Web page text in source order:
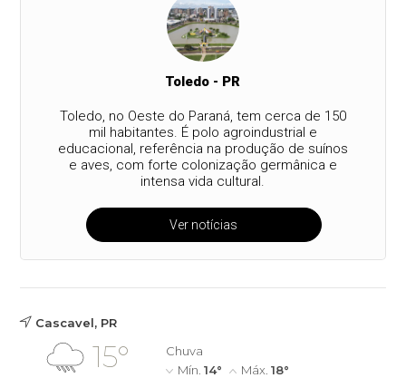
Toledo - PR
Toledo, no Oeste do Paraná, tem cerca de 150
mil habitantes. É polo agroindustrial e
educacional, referência na produção de suínos
e aves, com forte colonização germânica e
intensa vida cultural.
Ver notícias
Cascavel, PR
15°
Chuva
Mín.14° Máx.18°